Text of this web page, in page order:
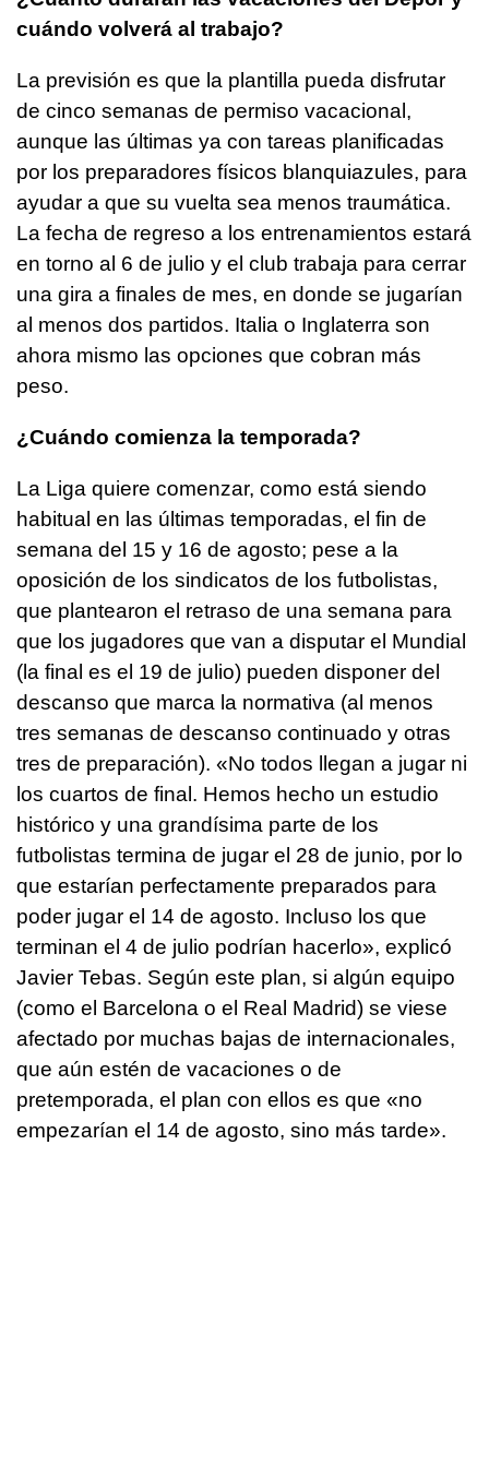
cuándo volverá al trabajo?
La previsión es que la plantilla pueda disfrutar
de cinco semanas de permiso vacacional,
aunque las últimas ya con tareas planificadas
por los preparadores físicos blanquiazules, para
ayudar a que su vuelta sea menos traumática.
La fecha de regreso a los entrenamientos estará
en torno al 6 de julio y el club trabaja para cerrar
una gira a finales de mes, en donde se jugarían
al menos dos partidos. Italia o Inglaterra son
ahora mismo las opciones que cobran más
peso.
¿Cuándo comienza la temporada?
La Liga quiere comenzar, como está siendo
habitual en las últimas temporadas, el fin de
semana del 15 y 16 de agosto; pese a la
oposición de los sindicatos de los futbolistas,
que plantearon el retraso de una semana para
que los jugadores que van a disputar el Mundial
(la final es el 19 de julio) pueden disponer del
descanso que marca la normativa (al menos
tres semanas de descanso continuado y otras
tres de preparación). «No todos llegan a jugar ni
los cuartos de final. Hemos hecho un estudio
histórico y una grandísima parte de los
futbolistas termina de jugar el 28 de junio, por lo
que estarían perfectamente preparados para
poder jugar el 14 de agosto. Incluso los que
terminan el 4 de julio podrían hacerlo», explicó
Javier Tebas. Según este plan, si algún equipo
(como el Barcelona o el Real Madrid) se viese
afectado por muchas bajas de internacionales,
que aún estén de vacaciones o de
pretemporada, el plan con ellos es que «no
empezarían el 14 de agosto, sino más tarde».